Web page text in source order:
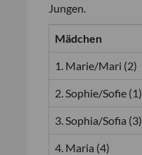
Jungen.
Mädchen
1. Marie/Mari (2)
2. Sophie/Sofie (1)
3. Sophia/Sofia (3)
4. Maria (4)